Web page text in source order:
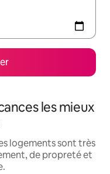
les mieux
logements sont très
de propreté et